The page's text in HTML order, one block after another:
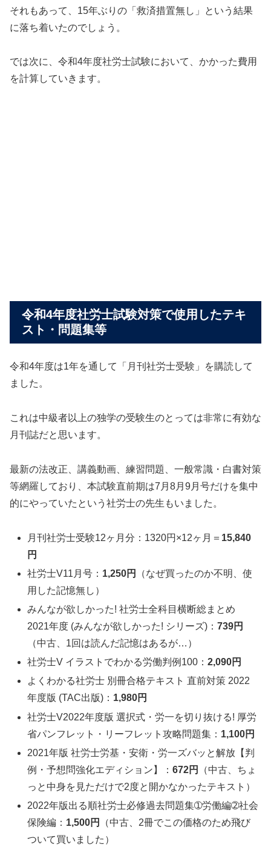
それもあって、15年ぶりの「救済措置無し」という結果
に落ち着いたのでしょう。
では次に、令和4年度社労士試験において、かかった費用
を計算していきます。
令和4年度社労士試験対策で使用したテキ
スト・問題集等
令和4年度は1年を通して「月刊社労士受験」を購読して
ました。
これは中級者以上の独学の受験生のとっては非常に有効な
月刊誌だと思います。
最新の法改正、講義動画、練習問題、一般常識・白書対策
等網羅しており、本試験直前期は7月8月9月号だけを集中
的にやっていたという社労士の先生もいました。
月刊社労士受験12ヶ月分：1320円×12ヶ月＝ 15,840
円
社労士V11月号： 1,250円
（なぜ買ったのか不明、使
用した記憶無し）
みんなが欲しかった! 社労士全科目横断総まとめ
2021年度 (みんなが欲しかった! シリーズ)：739円
（中古、1回は読んだ記憶はあるが…）
社労士V イラストでわかる労働判例100：2,090円
よくわかる社労士 別冊合格テキスト 直前対策 2022
年度版 (TAC出版)： 1,980円
社労士V2022年度版 選択式・労一を切り抜ける! 厚労
省パンフレット・リーフレット攻略問題集： 1,100円
2021年版 社労士労基・安衛・労一ズバッと解放【判
例・予想問強化エディション】：672円
（中古、ちょ
っと中身を見ただけで2度と開かなかったテキスト）
2022年版出る順社労士必修過去問題集➀労働編➁社会
保険編： 1,500円
（中古、2冊でこの価格のため飛び
ついて買いました）